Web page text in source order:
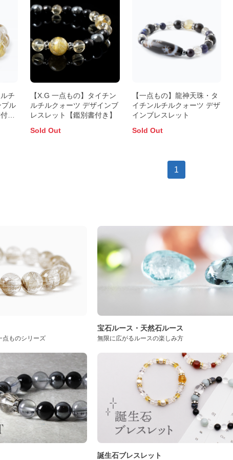
チ
ル
【X.G 一点もの】タイチン
ルチルクォーツ デザインブ
レスレット【鑑別書付き】
Sold Out
【一点もの】龍神天珠・タ
イチンルチルクォーツ デザ
インブレスレット
Sold Out
1
点ものシリーズ
宝石ルース・天然石ルース
無限に広がるルースの楽しみ方
誕生石ブレスレット